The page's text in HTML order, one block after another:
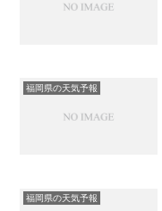
福岡県の天気予報
福岡県の天気予報